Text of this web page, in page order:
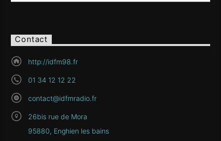
Contact
http://idfm98.fr
01 34 12 12 22
contact@idfmradio.fr
26bis rue de Mora
95880, Enghien les bains